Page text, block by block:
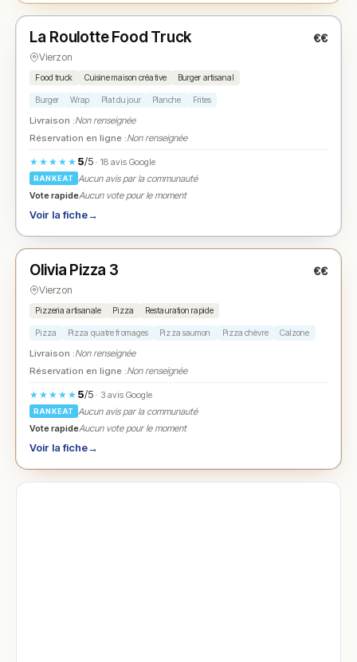
★ N° 2
La Roulotte Food Truck €€
Vierzon
Food truck Cuisine maison créative Burger artisanal
Burger Wrap Plat du jour Planche Frites
Livraison :Non renseignée
Réservation en ligne :Non renseignée
★★★★★ 5/5· 18 avis Google
RANKEAT
Aucun avis par la communauté
Vote rapideAucun vote pour le moment
Voir la fiche→
★ N° 3
Olivia Pizza 3 €€
Vierzon
Pizzeria artisanale Pizza Restauration rapide
Pizza Pizza quatre fromages Pizza saumon Pizza chèvre Calzone
Livraison :Non renseignée
Réservation en ligne :Non renseignée
★★★★★ 5/5· 3 avis Google
RANKEAT
Aucun avis par la communauté
Vote rapideAucun vote pour le moment
Voir la fiche→